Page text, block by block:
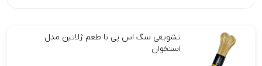
تشویقی سگ اس پی با طعم ژلاتین مدل
استخوان